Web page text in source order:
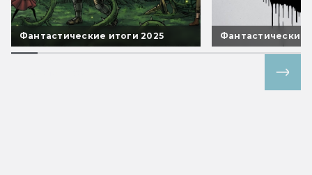
Фантастические итоги 2025 Фантастические